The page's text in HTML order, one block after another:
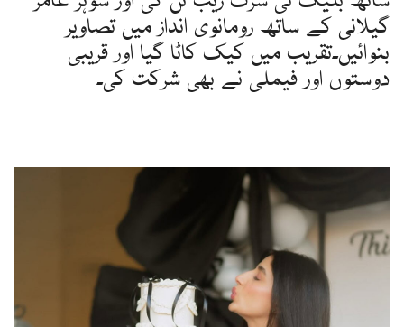
گیلانی کے ساتھ رومانوی انداز میں تصاویر
بنوائیں۔تقریب میں کیک کاٹا گیا اور قریبی
دوستوں اور فیملی نے بھی شرکت کی۔